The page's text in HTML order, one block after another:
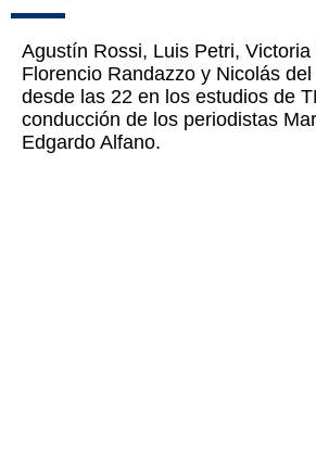
Agustín Rossi, Luis Petri, Victoria
Florencio Randazzo y Nicolás
desde las 22 en los estudios de
conducción de los periodistas
Edgardo Alfano.